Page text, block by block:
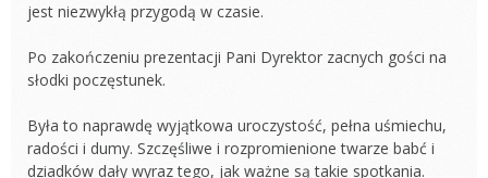
jest niezwykłą przygodą w czasie.
Po zakończeniu prezentacji Pani Dyrektor zacnych gości na
słodki poczęstunek.
Była to naprawdę wyjątkowa uroczystość, pełna uśmiechu,
radości i dumy. Szczęśliwe i rozpromienione twarze babć i
dziadków dały wyraz tego, jak ważne są takie spotkania.